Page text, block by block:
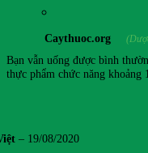
Caythuoc.org
Bạn vẫn uống được bình
thực phẩm chức năng khoảng
– 19/08/2020